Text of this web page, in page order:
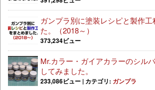
ガンプラ別に塗装レシピと製作
た。（2018～）
373,234ビュー
Mr.カラー・ガイアカラーのシル
してみました。
233,086ビュー | カテゴリ: ガンプラ